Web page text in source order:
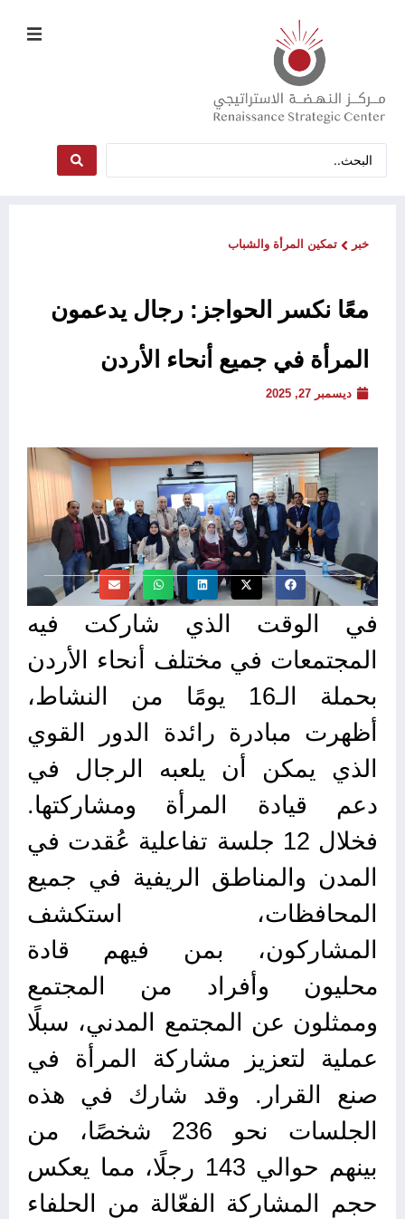
خبر تمكين المرأة والشباب
معًا نكسر الحواجز: رجال يدعمون
المرأة في جميع أنحاء الأردن
ديسمبر 27, 2025
في الوقت الذي شاركت فيه
المجتمعات في مختلف أنحاء الأردن
بحملة الـ16 يومًا من النشاط،
أظهرت مبادرة رائدة الدور القوي
الذي يمكن أن يلعبه الرجال في
دعم قيادة المرأة ومشاركتها.
فخلال 12 جلسة تفاعلية عُقدت في
المدن والمناطق الريفية في جميع
المحافظات، استكشف
المشاركون، بمن فيهم قادة
محليون وأفراد من المجتمع
وممثلون عن المجتمع المدني، سبلًا
عملية لتعزيز مشاركة المرأة في
صنع القرار. وقد شارك في هذه
الجلسات نحو 236 شخصًا، من
بينهم حوالي 143 رجلًا، مما يعكس
حجم المشاركة الفعّالة من الحلفاء